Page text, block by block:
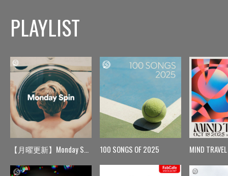
PLAYLIST
【月曜更新】Monday Spin 100 SONGS OF 2025 MIND TRAVEL